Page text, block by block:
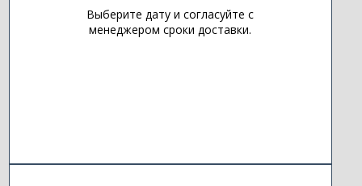
Выберите дату и согласуйте с
менеджером сроки доставки.